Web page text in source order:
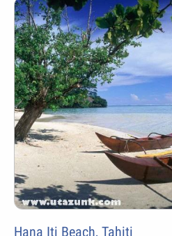
Hana Iti Beach, Tahiti